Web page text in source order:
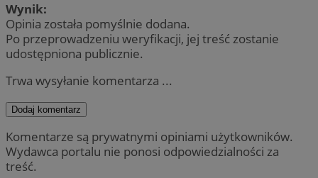
Wynik:
Opinia została pomyślnie dodana.
Po przeprowadzeniu weryfikacji, jej treść zostanie
udostępniona publicznie.
Trwa wysyłanie komentarza ...
Dodaj komentarz
Komentarze są prywatnymi opiniami użytkowników.
Wydawca portalu nie ponosi odpowiedzialności za
treść.